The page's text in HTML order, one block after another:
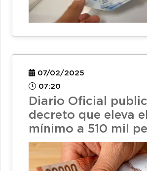
07/02/2025
07:20
Diario Oficial
decreto que eleva
mínimo a 510 mil